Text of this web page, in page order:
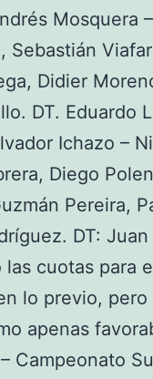
Mosquera
Sebastián
Didier
DT. Eduardo
Ichazo –
Diego
Pereira,
DT:
las cuotas para
lo previo, pero
apenas
Campeonato